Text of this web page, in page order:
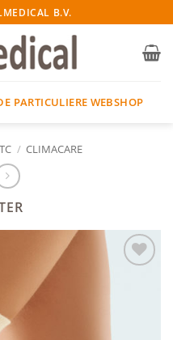
B.V.
PARTICULIERE WEBSHOP
/ CLIMACARE